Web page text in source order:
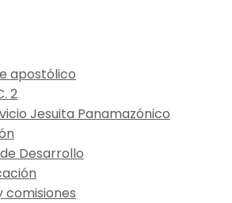
apostólico
2
Jesuita Panamazónico
Desarrollo
comisiones